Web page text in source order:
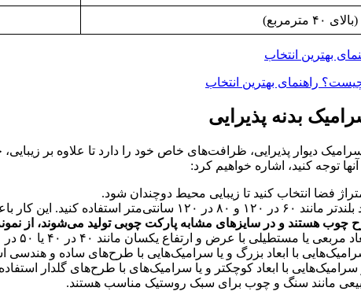
۴۰ مترمربع)
راهنمای بهترین انتخاب
بدنه پذیرایی
سرامیک دیوار پذیرایی، ظرافت‌های خاص خود را دارد تا علاوه بر
توجه کنید، اشاره خواهیم کرد:
فضا انتخاب کنید تا زیبایی محیط دوچندان شود.
دیوار کوتاه‌تر به نظر برسد.
۴۰ در ۴۰ یا ۵۰ در ۵۰ سانتی‌متر استفاده کنید. این کار باعث می‌شود ارتفاع دیوار بلندتر به نظر برسد.
با ابعاد بزرگ و یا سرامیک‌هایی با طرح‌های ساده و هندسی
با ابعاد کوچکتر و یا سرامیک‌های با طرح‌های گلدار
مانند سنگ و چوب برای سبک روستیک مناسب هستند.